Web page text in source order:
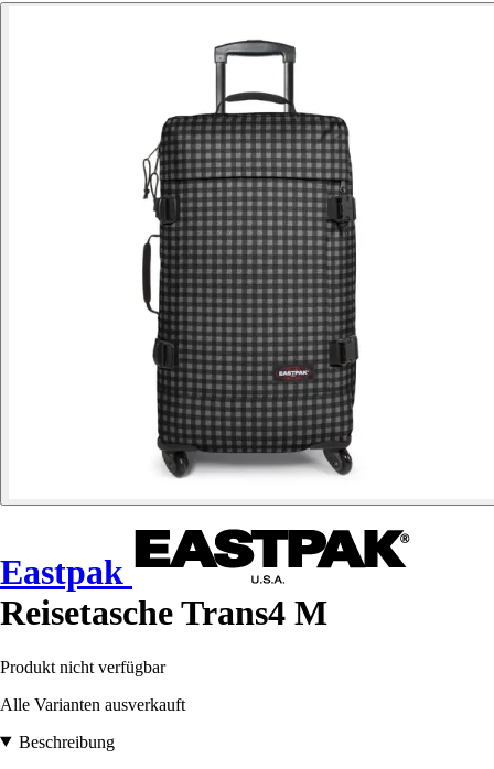
Eastpak
Reisetasche Trans4 M
Produkt nicht verfügbar
Alle Varianten ausverkauft
Beschreibung